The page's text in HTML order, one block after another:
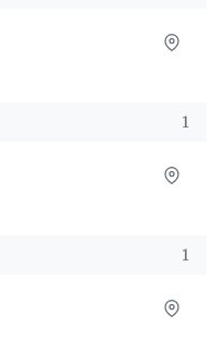
1
1